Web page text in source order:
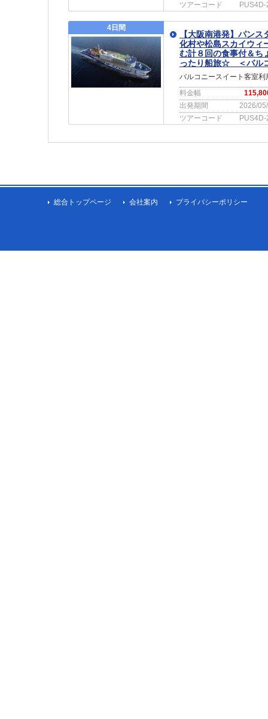
ツアーコード
4日間
【大阪南港発】パン
化村や松島スカイウィ
む計８回の食事付＆ち
ったり船旅☆ ＜バル
バルコニースイート客室
料金幅
出発期間
2026/
ツアーコード
総合トップページ 会社案内 プライバシーポリシー